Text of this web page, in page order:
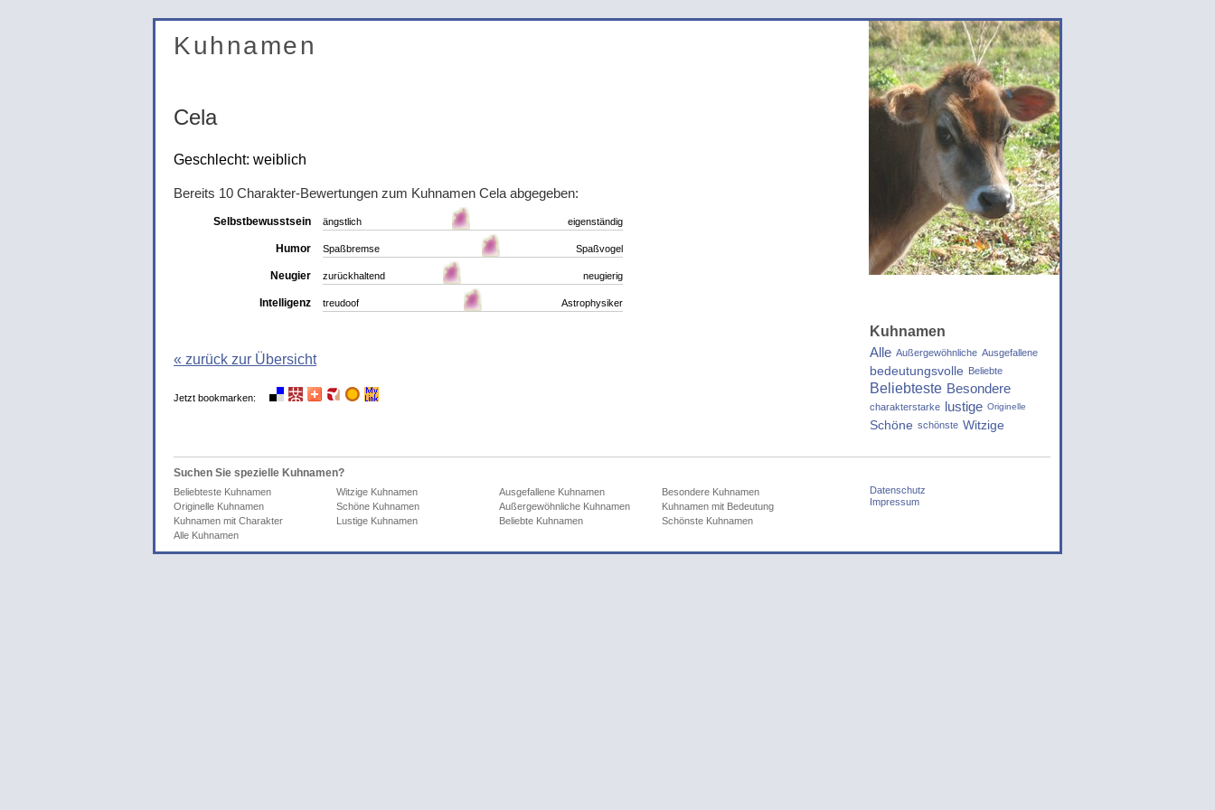
Kuhnamen
Cela
Geschlecht: weiblich
Bereits 10 Charakter-Bewertungen zum Kuhnamen Cela abgegeben:
Selbstbewusstsein ängstlich eigenständig
Humor Spaßbremse Spaßvogel
Neugier zurückhaltend neugierig
Intelligenz treudoof Astrophysiker
« zurück zur Übersicht
Jetzt bookmarken:
Kuhnamen
Alle Außergewöhnliche Ausgefallene
bedeutungsvolle Beliebte
Beliebteste Besondere
charakterstarke lustige Originelle
Schöne schönste Witzige
Suchen Sie spezielle Kuhnamen?
Beliebteste Kuhnamen Witzige Kuhnamen Ausgefallene Kuhnamen
Besondere Kuhnamen
Originelle Kuhnamen
Schöne Kuhnamen Außergewöhnliche Kuhnamen
Kuhnamen mit Bedeutung
Kuhnamen mit Charakter
Lustige Kuhnamen Beliebte Kuhnamen
Schönste Kuhnamen
Alle Kuhnamen
Datenschutz
Impressum